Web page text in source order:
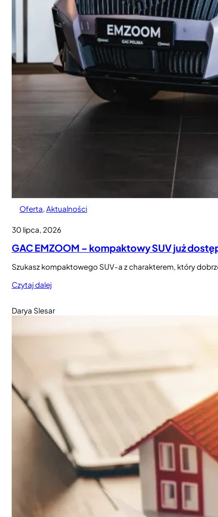
Oferta Aktualności
30 lipca, 2026
GAC EMZOOM – kompaktowy SUV już
Szukasz kompaktowego SUV-a z charakterem, który
Czytaj dalej
Darya Slesar